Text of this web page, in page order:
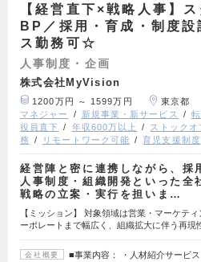
【経営直下×戦略人事】
BP／採用・育成・制度
ス勤務可☆
人事制度・企画
株式会社MyVision
1200万円 ～ 1599万円 東京都
マネジャー
新規事業・新サービス
役員直下
年収600万以上 ストックオ
務
リモートワーク可能 育児支援制度
経営陣と密に連携しながら、採
人事制度・組織開発といった全
戦略の立案・実行を担いま…
【ミッション】 対象領域は営業・マーケテ
ーポレートまで幅広く、組織拡大に伴う再現
会社概要
■事業内容： ・人材紹介サービ